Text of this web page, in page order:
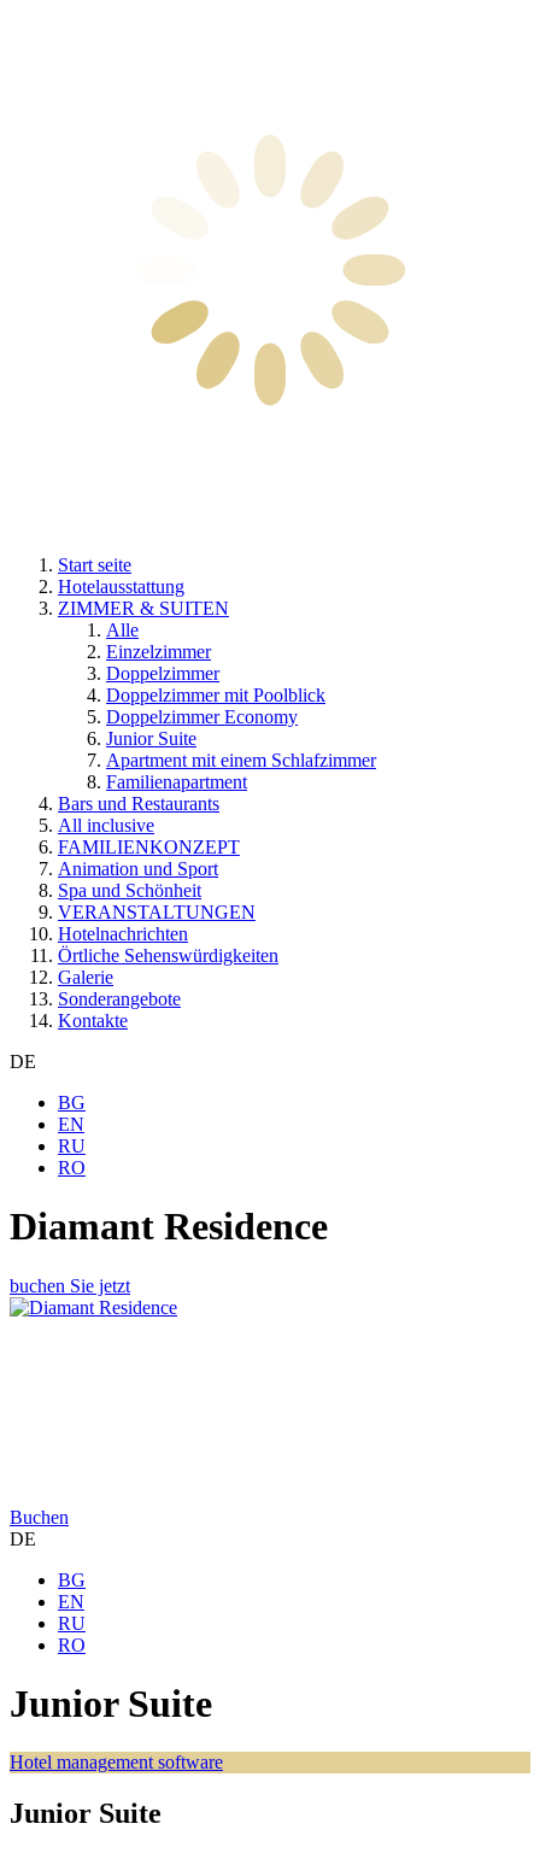
Start seite
Hotelausstattung
ZIMMER & SUITEN
Alle
Einzelzimmer
Doppelzimmer
Doppelzimmer mit Poolblick
Doppelzimmer Economy
Junior Suite
Apartment mit einem Schlafzimmer
Familienapartment
Bars und Restaurants
All inclusive
FAMILIENKONZEPT
Animation und Sport
Spa und Schönheit
VERANSTALTUNGEN
Hotelnachrichten
Örtliche Sehenswürdigkeiten
Galerie
Sonderangebote
Kontakte
DE
BG
EN
RU
RO
Diamant Residence
buchen Sie jetzt
Buchen
DE
BG
EN
RU
RO
Junior Suite
Hotel management software
Junior Suite